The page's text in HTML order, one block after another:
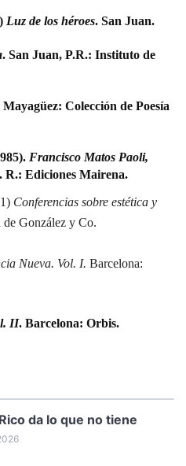
Luz de los héroes. San Juan.
. San Juan, P.R.: Instituto de
Mayagüez: Colección de Poesía
Francisco Matos Paoli,
R.: Ediciones Mairena.
Conferencias sobre estética y
de González y Co.
Nueva. Vol. I. Barcelona:
II. Barcelona: Orbis.
da lo que no tiene